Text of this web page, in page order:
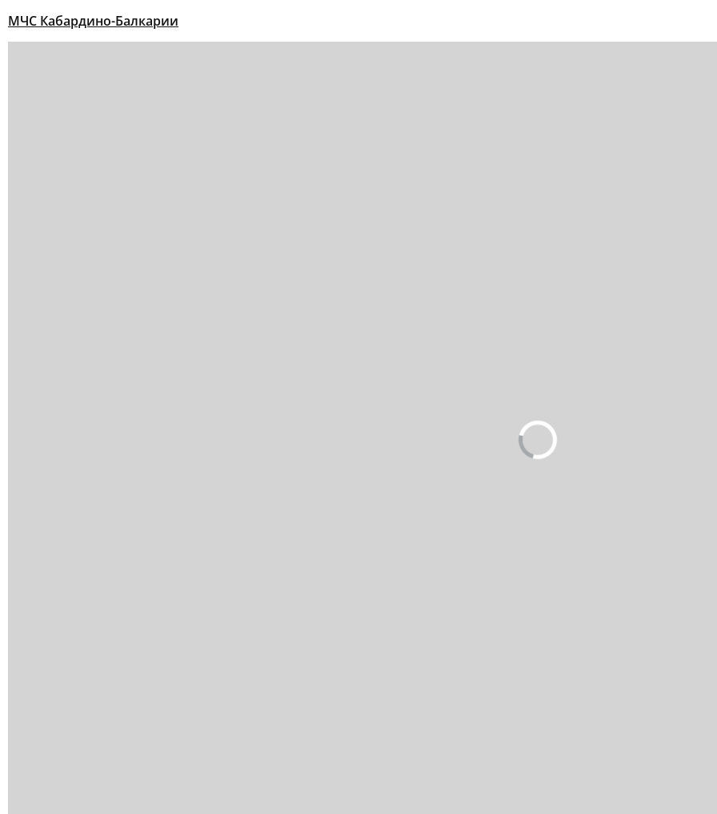
МЧС Кабардино-Балкарии